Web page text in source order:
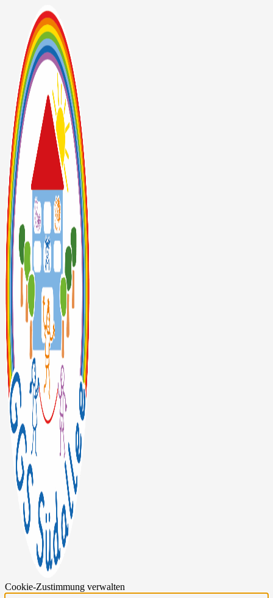
Cookie-Zustimmung verwalten